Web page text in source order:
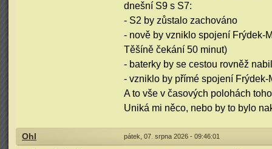
dnešní S9 s S7:
- S2 by zůstalo zachováno
- nově by vzniklo spojení Frýdek-
Těšíně čekání 50 minut)
- baterky by se cestou rovněž
- vzniklo by přímé spojení
A to vše v časových polohách
Uniká mi něco, nebo by to bylo
Ohl pátek, 07. srpna 2026 - 09:46:01